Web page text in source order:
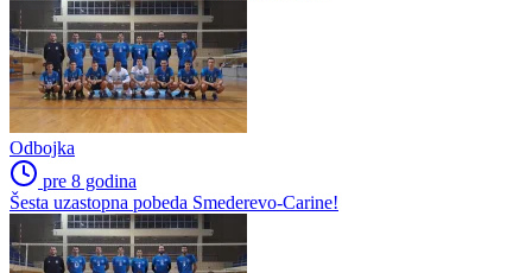
Odbojka
pre 8 godina
Šesta uzastopna pobeda Smederevo-Carine!